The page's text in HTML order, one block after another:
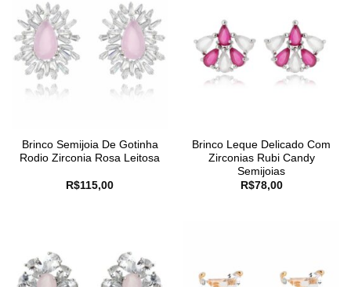
Brinco Semijoia De Gotinha
Rodio Zirconia Rosa Leitosa
R$115,00
Brinco Leque Delicado Com
Zirconias Rubi Candy
Semijoias
R$78,00